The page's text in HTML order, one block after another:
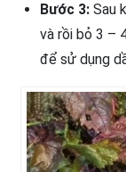
Bước 3: Sau
và rồi bỏ 3 –
để sử dụng